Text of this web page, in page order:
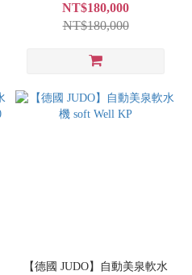
NT$180,000
NT$180,000
【德國 JUDO】自動美泉軟水